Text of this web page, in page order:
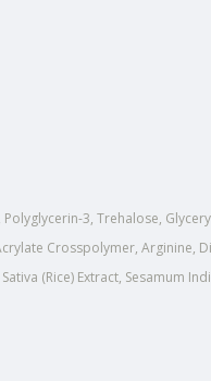
3, Trehalose,
Crosspolymer, Arginine,
(Rice) Extract, Sesamum